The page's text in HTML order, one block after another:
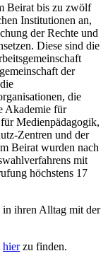
Beirat bis zu zwölf
Institutionen an,
der Rechte und
Diese sind die
der
die
Akademie für
Medienpädagogik,
Zentren und der
Beirat wurden nach
mit
höchstens 17
ihren Alltag mit der
hierzu finden.